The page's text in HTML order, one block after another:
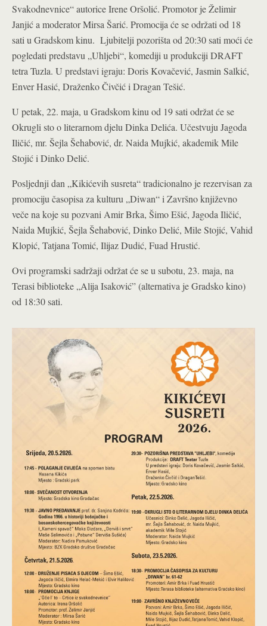
Svakodnevnice“ autorice Irene Oršolić. Promotor je Želimir
Janjić a moderator Mirsa Šarić. Promocija će se održati od 18
sati u Gradskom kinu. Ljubitelji pozorišta od 20:30 sati moći će
pogledati predstavu „Uhljebi“, komediji u produkciji DRAFT
tetra Tuzla. U predstavi igraju: Doris Kovačević, Jasmin Salkić,
Enver Hasić, Draženko Čivčić i Dragan Tešić.
U petak, 22. maja, u Gradskom kinu od 19 sati održat će se
Okrugli sto o literarnom djelu Dinka Delića. Učestvuju Jagoda
Iličić, mr. Šejla Šehabović, dr. Naida Mujkić, akademik Mile
Stojić i Dinko Delić.
Posljednji dan „Kikićevih susreta“ tradicionalno je rezervisan za
promociju časopisa za kulturu „Diwan“ i Završno književno
veče na koje su pozvani Amir Brka, Šimo Ešić, Jagoda Iličić,
Naida Mujkić, Šejla Šehabović, Dinko Delić, Mile Stojić, Vahid
Klopić, Tatjana Tomić, Ilijaz Dudić, Fuad Hrustić.
Ovi programski sadržaji održat će se u subotu, 23. maja, na
Terasi biblioteke „Alija Isaković” (alternativa je Gradsko kino)
od 18:30 sati.